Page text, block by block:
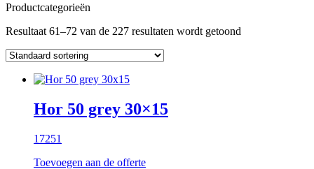
Productcategorieën
Resultaat 61–72 van de 227 resultaten wordt getoond
Hor 50 grey 30×15
17251
Toevoegen aan de offerte